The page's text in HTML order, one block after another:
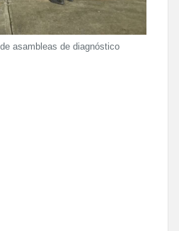
asambleas de diagnóstico